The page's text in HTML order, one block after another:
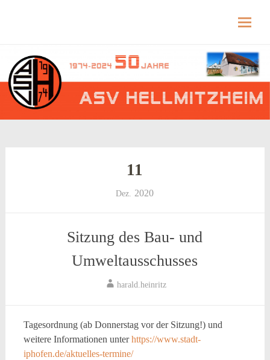
Hellmitzheim.de – fränkisches Dorf am Rande
to
content
11
Dez. 2020
Sitzung des Bau- und
Umweltausschusses
harald.heinritz
Tagesordnung (ab Donnerstag vor der Sitzung!) und
weitere Informationen unterhttps://www.stadt-
iphofen.de/aktuelles-termine/